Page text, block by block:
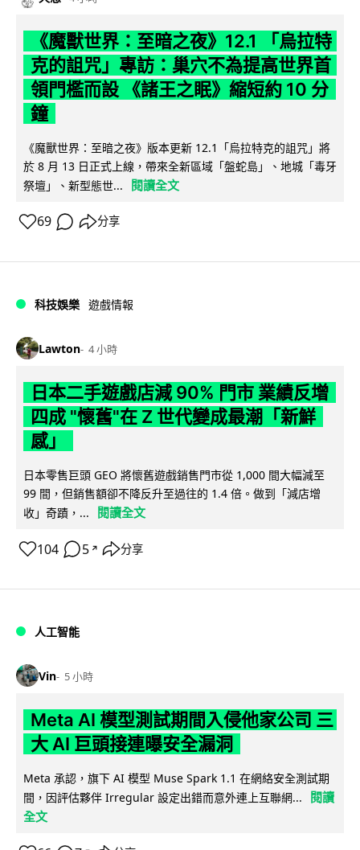
《魔獸世界：至暗之夜》12.1 「烏拉特
克的詛咒」專訪：巢穴不為提高世界首
領門檻而設 《諸王之眠》縮短約 10 分
鐘
《魔獸世界：至暗之夜》版本更新 12.1「烏拉特克的詛咒」將
於 8 月 13 日正式上線，帶來全新區域「盤蛇島」、地城「毒牙
祭壇」、新型態世...
閱讀全文
69 分享
科技娛樂 遊戲情報
Lawton 4 小時
日本二手遊戲店減 90% 門市 業績反增
四成 "懷舊"在 Z 世代變成最潮「新鮮
感」
日本零售巨頭 GEO 將懷舊遊戲銷售門市從 1,000 間大幅減至
99 間，但銷售額卻不降反升至過往的 1.4 倍。做到「減店增
收」奇蹟，...
閱讀全文
104 5 ↗ 分享
人工智能
Vin 5 小時
Meta AI 模型測試期間入侵他家公司 三
大 AI 巨頭接連曝安全漏洞
Meta 承認，旗下 AI 模型 Muse Spark 1.1 在網絡安全測試期
間，因評估夥伴 Irregular 設定出錯而意外連上互聯網...
閱讀
全文